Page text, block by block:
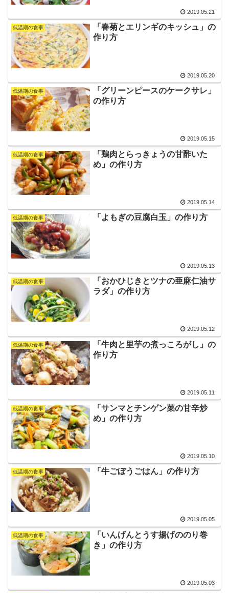
2019.05.21
低温期の食事
「春菊とエリンギのキッシュ」の
作り方
2019.05.20
低温期の食事
「グリーンピースのケークサレ」
の作り方
2019.05.15
低温期の食事
「鶏肉とらっきょうの甘酢いた
め」の作り方
2019.05.14
低温期の食事 「よもぎの豆腐白玉」の作り方
2019.05.13
低温期の食事
「おかひじきとツナの亜麻仁油サ
ラダ」の作り方
2019.05.12
低温期の食事
「牛肉と里芋の煮っころがし」の
作り方
2019.05.11
低温期の食事
「サンマとチンゲン菜の甘辛炒
め」の作り方
2019.05.10
低温期の食事 「牛ごぼうごはん」の作り方
2019.05.05
低温期の食事
「いんげんとうす揚げののり巻
き」の作り方
2019.05.03